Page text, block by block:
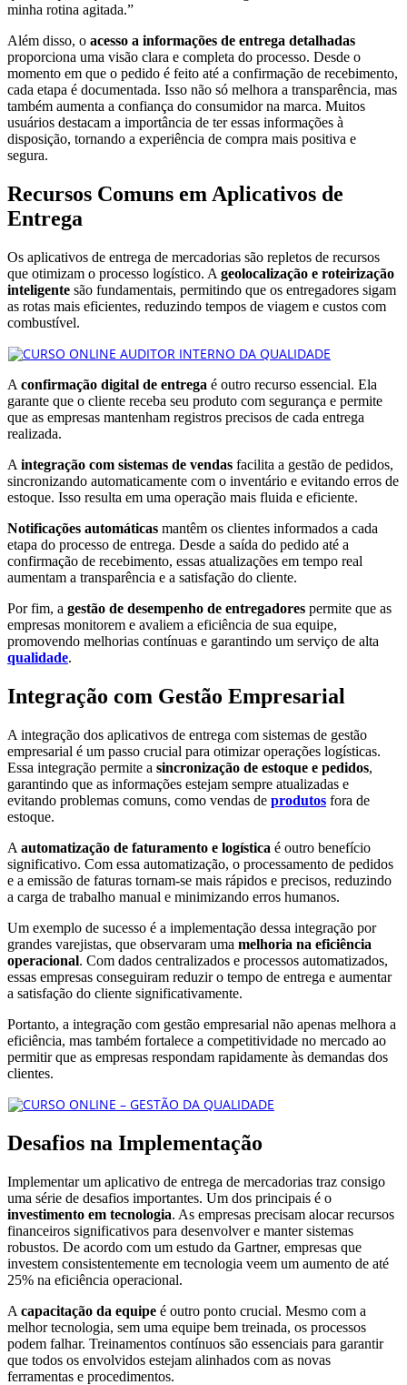
minha rotina agitada.”
Além disso, o acesso a informações de entrega detalhadas
proporciona uma visão clara e completa do processo. Desde o
momento em que o pedido é feito até a confirmação de recebimento,
cada etapa é documentada. Isso não só melhora a transparência, mas
também aumenta a confiança do consumidor na marca. Muitos
usuários destacam a importância de ter essas informações à
disposição, tornando a experiência de compra mais positiva e
segura.
Recursos Comuns em Aplicativos de
Entrega
Os aplicativos de entrega de mercadorias são repletos de recursos
que otimizam o processo logístico. A geolocalização e roteirização
inteligente são fundamentais, permitindo que os entregadores sigam
as rotas mais eficientes, reduzindo tempos de viagem e custos com
combustível.
A confirmação digital de entrega é outro recurso essencial. Ela
garante que o cliente receba seu produto com segurança e permite
que as empresas mantenham registros precisos de cada entrega
realizada.
A integração com sistemas de vendas facilita a gestão de pedidos,
sincronizando automaticamente com o inventário e evitando erros de
estoque. Isso resulta em uma operação mais fluida e eficiente.
Notificações automáticas mantêm os clientes informados a cada
etapa do processo de entrega. Desde a saída do pedido até a
confirmação de recebimento, essas atualizações em tempo real
aumentam a transparência e a satisfação do cliente.
Por fim, a gestão de desempenho de entregadores permite que as
empresas monitorem e avaliem a eficiência de sua equipe,
promovendo melhorias contínuas e garantindo um serviço de alta
qualidade.
Integração com Gestão Empresarial
A integração dos aplicativos de entrega com sistemas de gestão
empresarial é um passo crucial para otimizar operações logísticas.
Essa integração permite a sincronização de estoque e pedidos,
garantindo que as informações estejam sempre atualizadas e
evitando problemas comuns, como vendas de produtos fora de
estoque.
A automatização de faturamento e logística é outro benefício
significativo. Com essa automatização, o processamento de pedidos
e a emissão de faturas tornam-se mais rápidos e precisos, reduzindo
a carga de trabalho manual e minimizando erros humanos.
Um exemplo de sucesso é a implementação dessa integração por
grandes varejistas, que observaram uma melhoria na eficiência
operacional. Com dados centralizados e processos automatizados,
essas empresas conseguiram reduzir o tempo de entrega e aumentar
a satisfação do cliente significativamente.
Portanto, a integração com gestão empresarial não apenas melhora a
eficiência, mas também fortalece a competitividade no mercado ao
permitir que as empresas respondam rapidamente às demandas dos
clientes.
Desafios na Implementação
Implementar um aplicativo de entrega de mercadorias traz consigo
uma série de desafios importantes. Um dos principais é o
investimento em tecnologia. As empresas precisam alocar recursos
financeiros significativos para desenvolver e manter sistemas
robustos. De acordo com um estudo da Gartner, empresas que
investem consistentemente em tecnologia veem um aumento de até
25% na eficiência operacional.
A capacitação da equipe é outro ponto crucial. Mesmo com a
melhor tecnologia, sem uma equipe bem treinada, os processos
podem falhar. Treinamentos contínuos são essenciais para garantir
que todos os envolvidos estejam alinhados com as novas
ferramentas e procedimentos.